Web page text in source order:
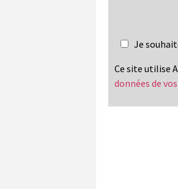
Je
Ce site utilise
données de